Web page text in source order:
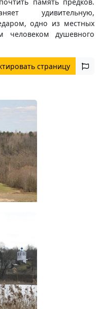
удивительную,
одно из местных
человеком душевного
страницу